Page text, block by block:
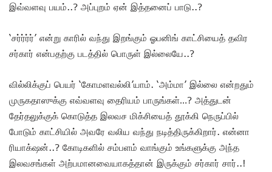
இவ்வளவு பயம்..? அப்புறம் ஏன் இத்தனைப் பாடு..?
‘சர்ர்ர்ர்’ என்று காரில் வந்து இறங்கும் ஓபனிங் காட்சியைத் தவிர
சர்கார் என்பதற்கு படத்தில் பொருள் இல்லையே..?
வில்லிக்குப் பெயர் ‘கோமளவல்லி’யாம். ‘அம்மா’ இல்லை என்றதும்
முருகதாஸுக்கு எவ்வளவு தைரியம் பாருங்கள்…? அத்துடன்
தேர்தலுக்குக் கொடுத்த இலவச மிக்சியைத் தூக்கி நெருப்பில்
போடும் காட்சியில் அவரே வலிய வந்து நடித்திருக்கிறார். என்னா
ரியாக்‌ஷன்..? கோடிகளில் சம்பளம் வாங்கும் உங்களுக்கு அந்த
இலவசங்கள் அற்பமானவையாகத்தான் இருக்கும் சர்கார் சார்..!